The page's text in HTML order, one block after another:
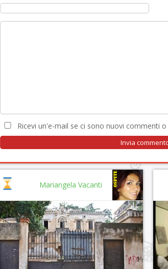
Ricevi un'e-mail se ci sono nuovi commenti o
Mariangela Vacanti